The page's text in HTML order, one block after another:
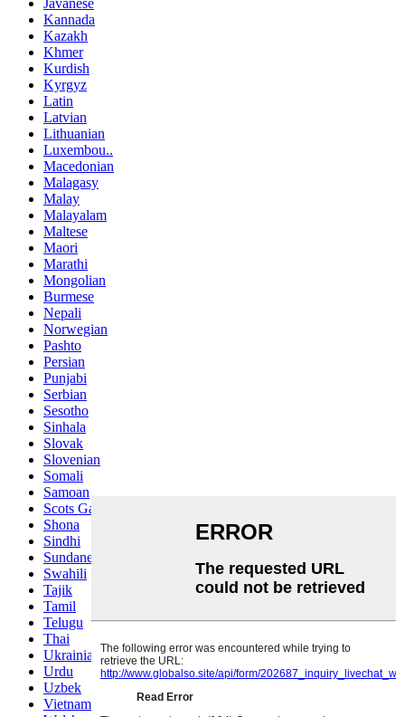
Kannada
Kazakh
Khmer
Kurdish
Kyrgyz
Latin
Latvian
Lithuanian
Luxembou..
Macedonian
Malagasy
Malay
Malayalam
Maltese
Maori
Marathi
Mongolian
Burmese
Nepali
Norwegian
Pashto
Persian
Punjabi
Serbian
Sesotho
Sinhala
Slovak
Slovenian
Somali
Samoan
Scots Gaelic
Shona
Sindhi
Sundanese
Swahili
Tajik
Tamil
Telugu
Thai
Ukrainian
Urdu
Uzbek
Vietnamese